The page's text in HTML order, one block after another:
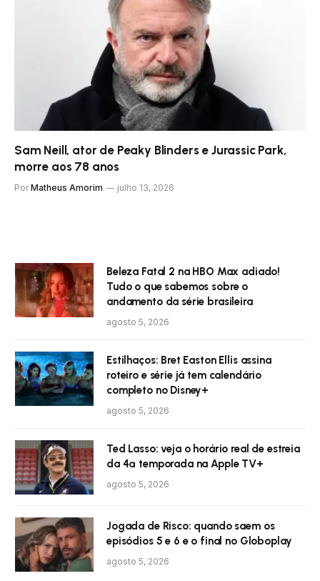
Sam Neill, ator de Peaky Blinders e Jurassic Park,
morre aos 78 anos
Por Matheus Amorim julho 13, 2026
Beleza Fatal 2 na HBO Max adiado!
Tudo o que sabemos sobre o
andamento da série brasileira
agosto 5, 2026
Estilhaços: Bret Easton Ellis assina
roteiro e série já tem calendário
completo no Disney+
agosto 5, 2026
Ted Lasso: veja o horário real de estreia
da 4ª temporada na Apple TV+
agosto 5, 2026
Jogada de Risco: quando saem os
episódios 5 e 6 e o final no Globoplay
agosto 5, 2026